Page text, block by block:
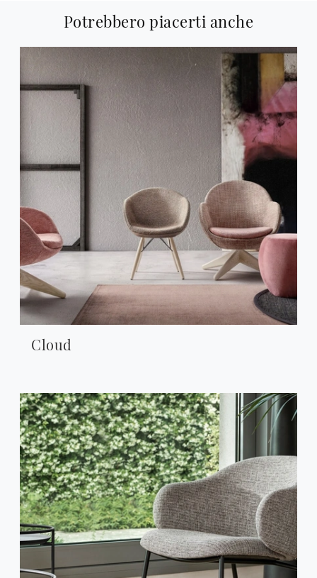
Potrebbero piacerti anche
Cloud